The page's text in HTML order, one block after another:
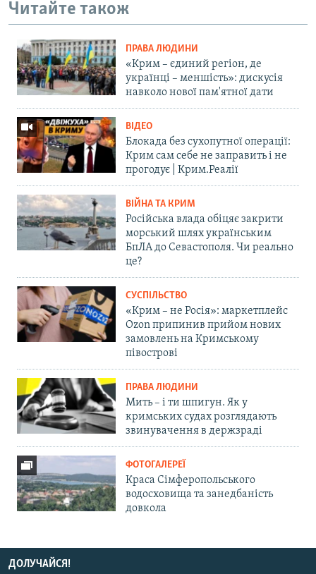
Читайте також
ПРАВА ЛЮДИНИ
«Крим – єдиний регіон, де
українці – меншість»: дискусія
навколо нової пам'ятної дати
ВІДЕО
Блокада без сухопутної операції:
Крим сам себе не заправить і не
прогодує | Крим.Реалії
ВІЙНА ТА КРИМ
Російська влада обіцяє закрити
морський шлях українським
БпЛА до Севастополя. Чи реально
це?
СУСПІЛЬСТВО
«Крим – не Росія»: маркетплейс
Ozon припинив прийом нових
замовлень на Кримському
півострові
ПРАВА ЛЮДИНИ
Мить – і ти шпигун. Як у
кримських судах розглядають
звинувачення в держзраді
ФОТОГАЛЕРЕЇ
Краса Сімферопольського
водосховища та занедбаність
довкола
ДОЛУЧАЙСЯ!